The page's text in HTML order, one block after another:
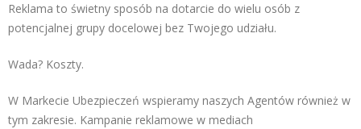
Reklama to świetny sposób na dotarcie do wielu osób z
potencjalnej grupy docelowej bez Twojego udziału.
Wada? Koszty.
W Markecie Ubezpieczeń wspieramy naszych Agentów również w
tym zakresie. Kampanie reklamowe w mediach